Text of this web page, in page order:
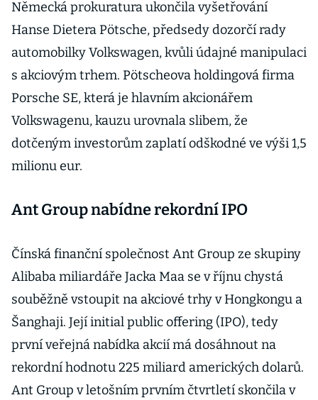
Německá prokuratura ukončila vyšetřování
Hanse Dietera Pötsche, předsedy dozorčí rady
automobilky Volkswagen, kvůli údajné manipulaci
s akciovým trhem. Pötscheova holdingová firma
Porsche SE, která je hlavním akcionářem
Volkswagenu, kauzu urovnala slibem, že
dotčeným investorům zaplatí odškodné ve výši 1,5
milionu eur.
Ant Group nabídne rekordní IPO
Čínská finanční společnost Ant Group ze skupiny
Alibaba miliardáře Jacka Maa se v říjnu chystá
souběžně vstoupit na akciové trhy v Hongkongu a
Šanghaji. Její initial public offering (IPO), tedy
první veřejná nabídka akcií má dosáhnout na
rekordní hodnotu 225 miliard amerických dolarů.
Ant Group v letošním prvním čtvrtletí skončila v